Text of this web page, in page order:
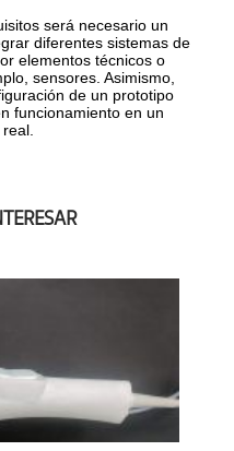
será necesario un
diferentes sistemas de
elementos técnicos o
sensores. Asimismo,
de un prototipo
funcionamiento en un